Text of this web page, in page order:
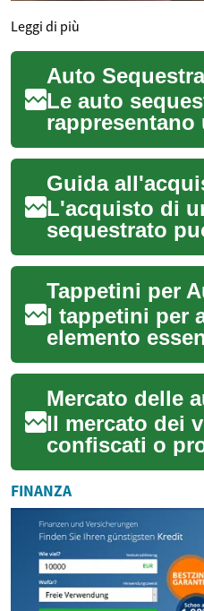
Leggi di più
Le auto
interessante
veicolo a
Questo a...
L'acquisto di
sequestrato
rappresentare
interessante
acquirenti che
I tappetini per
elemento
mantenere
l'interno del
access...
Il mercato dei
confiscati o
sequestri
amministrativi
un'alternativa
FINANZA